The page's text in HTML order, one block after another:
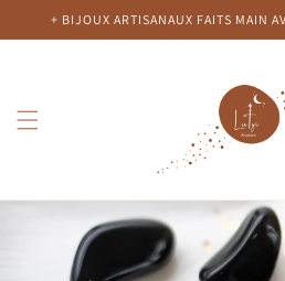
passer
au
+ BIJOUX ARTISANAUX FAITS MAIN